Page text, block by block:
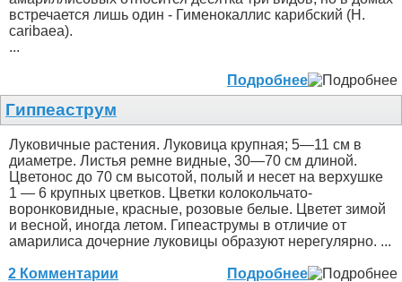
встречается лишь один - Гименокаллис карибский (H.
caribaea).
...
Подробнее
Гиппеаструм
Луковичные растения. Луковица крупная; 5—11 см в
диаметре. Листья ремне видные, 30—70 см длиной.
Цветонос до 70 см высотой, полый и несет на верхушке
1 — 6 крупных цветков. Цветки колокольчато-
воронковидные, красные, розовые белые. Цветет зимой
и весной, иногда летом. Гипеаструмы в отличие от
амарилиса дочерние луковицы образуют нерегулярно. ...
2 Комментарии Подробнее